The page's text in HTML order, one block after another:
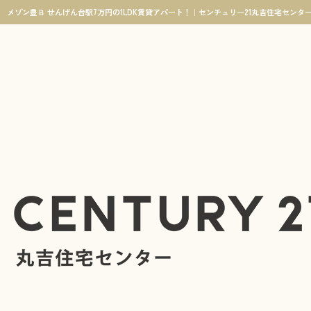
メゾン豊Ｂ せんげん台駅7万円の1LDK賃貸アパート！｜センチュリー21丸吉住宅センター